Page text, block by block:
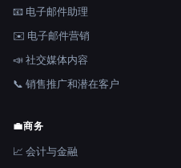
📧 电子邮件助理
✉️ 电子邮件营销
📣 社交媒体内容
📞 销售推广和潜在客户
💼商务
📈 会计与金融